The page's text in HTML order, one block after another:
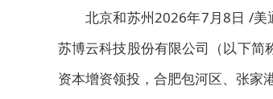
北京和苏州2026年7月8日 /美
苏博云科技股份有限公司（以下
资本增资领投，合肥包河区、张家